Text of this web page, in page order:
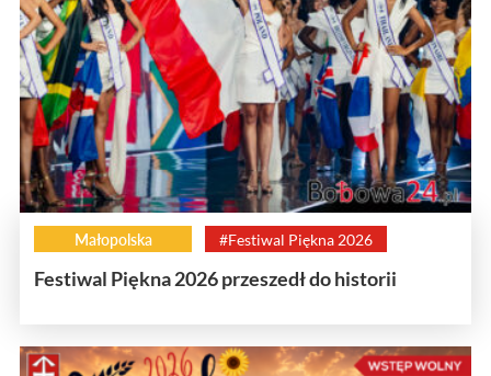
Małopolska #Festiwal Piękna 2026
Festiwal Piękna 2026 przeszedł do historii